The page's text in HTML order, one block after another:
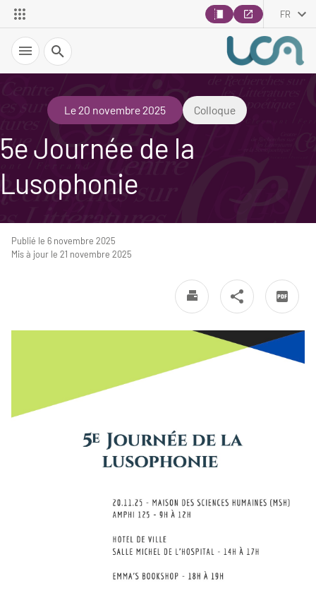
FR
Recherche
Le 20 novembre 2025 Colloque
5e Journée de la
Lusophonie
Publié le 6 novembre 2025
Mis à jour le 21 novembre 2025